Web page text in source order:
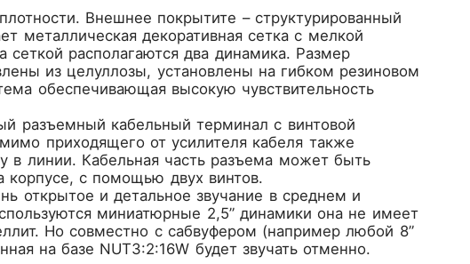
Внешнее покрытите – структурированный
металлическая декоративная сетка с мелкой
располагаются два динамика. Размер
из целуллозы, установлены на гибком резиновом
обеспечивающая высокую чувствительность
разъемный кабельный терминал с винтовой
приходящего от усилителя кабеля также
в линии. Кабельная часть разъема может быть
корпусе, с помощью двух винтов.
открытое и детальное звучание в среднем и
миниатюрные 2,5” динамики она не имеет
Но совместно с сабвуфером (например любой 8”
на базе NUT3:2:16W будет звучать отменно.